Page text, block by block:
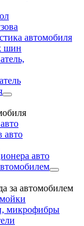
автомобиля
шин
авто
авто
за автомобилем
микрофибры